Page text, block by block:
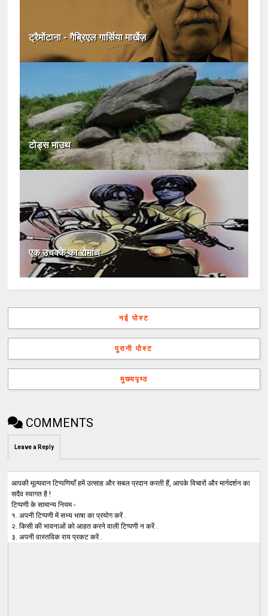
ट्रैमोंटाना - गैब्रिएल गार्सिया मार्खेज़
टोड्स माउथ
एक उचक्के का रोमांच
नई पोस्ट
पुरानी पोस्ट
मुख्यपृष्ठ
COMMENTS
Leave a Reply
आपकी मूल्यवान टिप्पणियाँ हमें उत्साह और सबल प्रदान करती हैं, आपके विचारों और मार्गदर्शन का
सदैव स्वागत है !
टिप्पणी के सामान्य नियम -
१. अपनी टिप्पणी में सभ्य भाषा का प्रयोग करें .
२. किसी की भावनाओं को आहत करने वाली टिप्पणी न करें .
३. अपनी वास्तविक राय प्रकट करें .